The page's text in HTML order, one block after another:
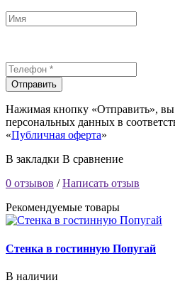
Отправить
Нажимая кнопку «Отправить», вы
персональных данных в
«Публичная оферта»
В закладки В сравнение
0 отзывов /Написать отзыв
Рекомендуемые товары
Стенка в гостинную Попугай
В наличии